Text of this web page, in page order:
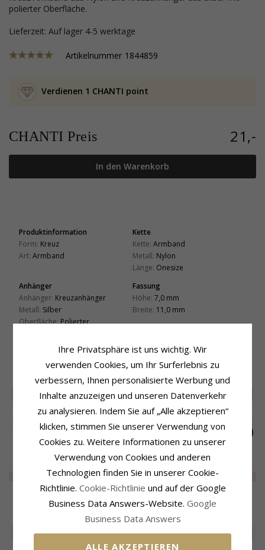
polierter Oberfläche.
Lieferzeit: Auf lager 4-5 werktage
Artikelnummer 1844859
Verdienen 1 CHANTI point
CHANTI Preis 21,-
In den Warenkorb
Produktinformation
Form: Kreuz
Art: Armband
Kette
Kette: Armband
Metall: Nylon
Länge: Onesize
Anhänger
Anhänger: Kreuzanhänger
Metall: Silber
Oberfläche:Polierter
Fassung
Höhe: 7,0 mm
Breite: 11,0 mm
VERWANDTE PRODUKTE
LIMITED 50%
vergoldetes Messing
- Eliné
LIMITED 20,-
LIMITED 50%
vergoldetes Messing
- Eliné
LIMITED27,-
LIMITED
vergoldetes Messing
- Eliné
LIMITED
KUNDEN KAUFTEN AUCH
70% SALE
Ihre Privatsphäre ist uns wichtig. Wir
verwenden Cookies, um Ihr Surferlebnis zu
verbessern, Ihnen personalisierte Werbung und
Inhalte anzuzeigen und unseren Datenverkehr
zu analysieren. Indem Sie auf „Alle akzeptieren“
klicken, stimmen Sie unserer Verwendung von
Cookies zu. Weitere Informationen zu unserer
Verwendung von Cookies und anderen
Technologien finden Sie in unserer Cookie-
Richtlinie. Cookie-Richtlinie und auf der Google
Business Data Answers-Website. Google
Business Data Answers
ALLE AKZEPTIEREN